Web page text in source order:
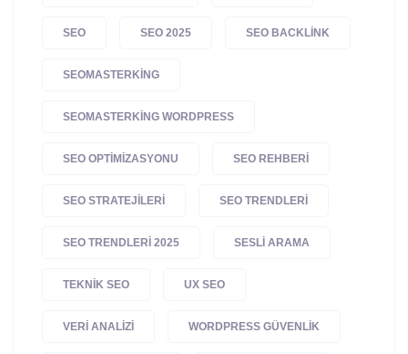
SEO SEO 2025 SEO BACKLINK
SEOMASTERKING
SEOMASTERKING WORDPRESS
SEO OPTIMIZASYONU SEO REHBERI
SEO STRATEJILERI SEO TRENDLERI
SEO TRENDLERI 2025 SESLI ARAMA
TEKNIK SEO UX SEO
VERI ANALIZI WORDPRESS GÜVENLIK